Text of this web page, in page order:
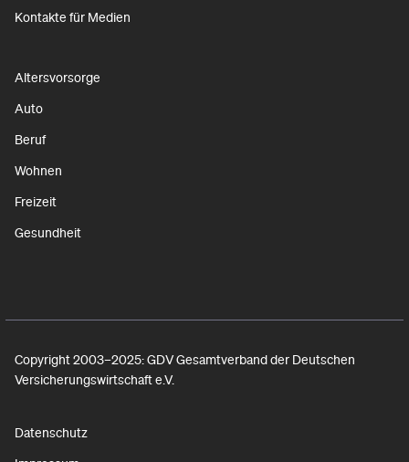
Kontakte für Medien
Altersvorsorge
Auto
Beruf
Wohnen
Freizeit
Gesundheit
Copyright 2003–2025: GDV Gesamtverband der Deutschen
Versicherungswirtschaft e.V.
Datenschutz